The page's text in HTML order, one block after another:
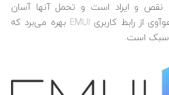
نقص و ایراد است و تحمل آنها آسان
نیست. در آن سو Y8p هوآوی از رابط کاربری EMUI بهره می‌برد که
سبک است.